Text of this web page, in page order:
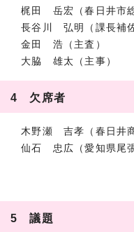
梶田 岳宏（春日井市総
長谷川 弘明（課長補佐
金田 浩（主査）
大脇 雄太（主事）
4 欠席者
木野瀬 吉孝（春日井商
仙石 忠広（愛知県尾張
5 議題